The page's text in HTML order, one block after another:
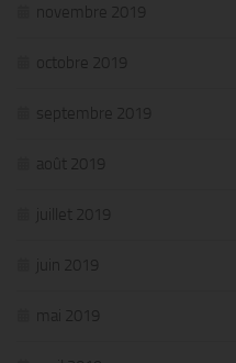
novembre 2019
octobre 2019
septembre 2019
août 2019
juillet 2019
juin 2019
mai 2019